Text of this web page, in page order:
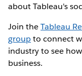
about Tableau's
Join theTableau
groupto connect
industry to see
business.